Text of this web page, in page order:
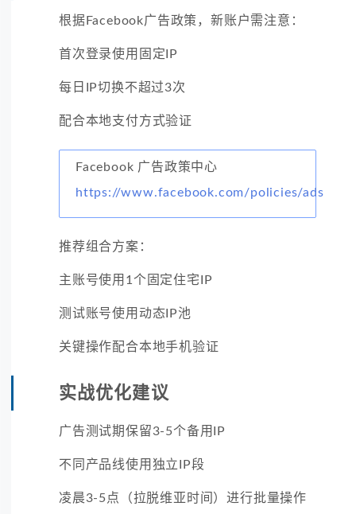
根据Facebook广告政策，新账户需注意：
首次登录使用固定IP
每日IP切换不超过3次
配合本地支付方式验证
Facebook 广告政策中心
https://www.facebook.com/policies/ads
推荐组合方案：
主账号使用1个固定住宅IP
测试账号使用动态IP池
关键操作配合本地手机验证
实战优化建议
广告测试期保留3-5个备用IP
不同产品线使用独立IP段
凌晨3-5点（拉脱维亚时间）进行批量操作